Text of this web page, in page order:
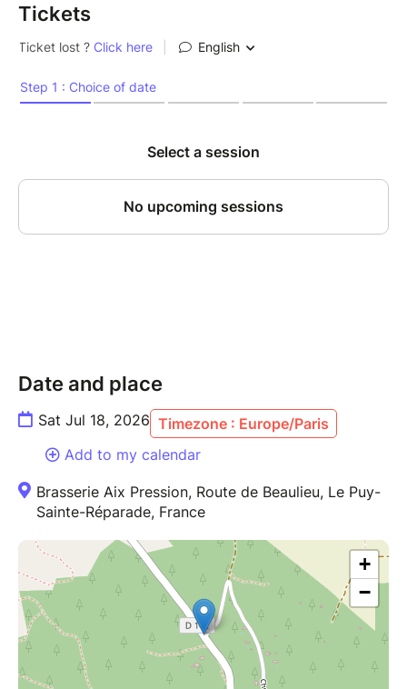
Tickets
Date and place
Sat Jul 18, 2026 Timezone : Europe/Paris
Add to my calendar
Brasserie Aix Pression, Route de Beaulieu, Le Puy-
Sainte-Réparade, France
+
−